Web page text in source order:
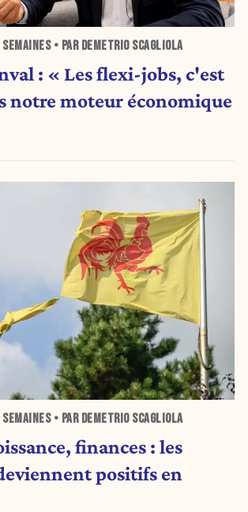
• PAR DEMETRIO SCAGLIOLA
: « Les flexi-jobs, c'est
notre moteur économique
• PAR DEMETRIO SCAGLIOLA
finances : les
positifs en